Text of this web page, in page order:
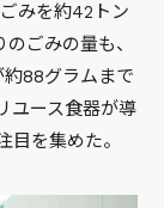
みを約42トン
ごみの量も、
約88グラムまで
ユース食器が導
を集めた。